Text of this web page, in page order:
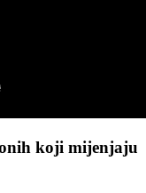
koji mijenjaju